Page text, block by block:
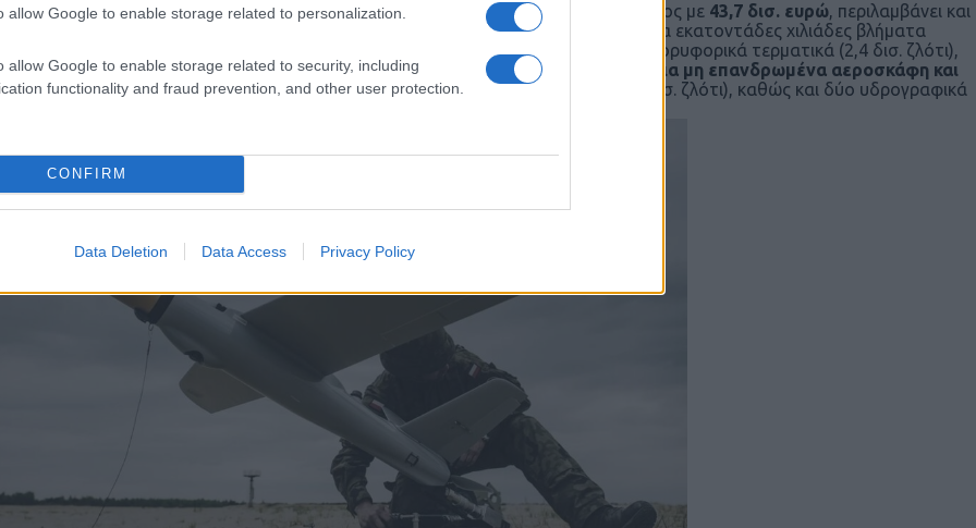
allow Google to enable storage related to personalization.
allow Google to enable storage related to security, including
functionality and fraud prevention, and other user protection.
CONFIRM
Data Deletion Data Access Privacy Policy
πρόγραμμα SAFE, από το οποίο η Πολωνία είναι ο μεγαλύτερος ωφελούμενος με 43,7 δισ. ευρώ, περιλαμβάνει και
σημαντικές εγχώριες παραγγελίες: συμβάσεις άνω των 13 δισ. ζλότι (3 δις ευρώ) για εκατοντάδες χιλιάδες βλήματα
155 χιλ., εξοπλισμό για κυβερνοάμυνα (3 δισ. ζλότι ή 700 εκατ. ευρώ), 157 δορυφορικά τερματικά (2,4 δισ. ζλότι),
χιλιάδες σύγχρονα κράνη και αλεξίσφαιρα γιλέκα, εκατοντάδες εγχώρια μη επανδρωμένα αεροσκάφη και
πυρομαχικά, τύπων Warmate, Gladius και FlyEye από τη WB Group (12 δισ. ζλότι), καθώς και δύο υδρογραφικά